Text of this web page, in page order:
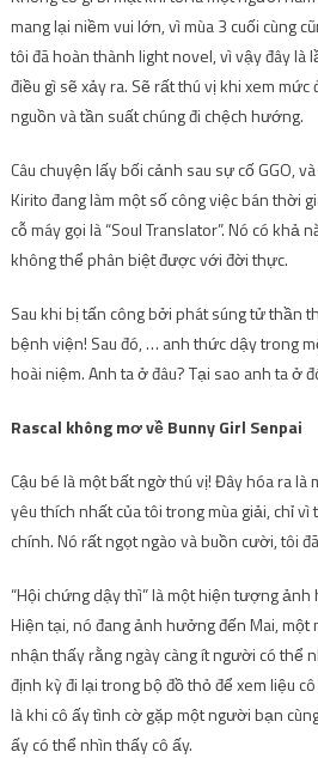
mang lại niềm vui lớn, vì mùa 3 cuối cùng
tôi đã hoàn thành light novel, vì vậy đây là
điều gì sẽ xảy ra. Sẽ rất thú vị khi xem mức
nguồn và tần suất chúng đi chệch hướng.
Câu chuyện lấy bối cảnh sau sự cố GGO,
Kirito đang làm một số công việc bán thời
cỗ máy gọi là “Soul Translator”. Nó có khả
không thể phân biệt được với đời thực.
Sau khi bị tấn công bởi phát súng tử thần
bệnh viện! Sau đó, … anh thức dậy trong
hoài niệm. Anh ta ở đâu? Tại sao anh ta ở
Rascal không mơ về Bunny Girl Senpai
Cậu bé là một bất ngờ thú vị! Đây hóa ra
yêu thích nhất của tôi trong mùa giải, chỉ
chính. Nó rất ngọt ngào và buồn cười, tôi
“Hội chứng dậy thì” là một hiện tượng
Hiện tại, nó đang ảnh hưởng đến Mai, một
nhận thấy rằng ngày càng ít người có thể
định kỳ đi lại trong bộ đồ thỏ để xem liệu
là khi cô ấy tình cờ gặp một người bạn
ấy có thể nhìn thấy cô ấy.